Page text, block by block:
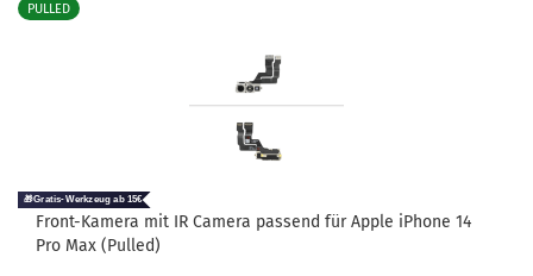
PULLED
Front-​​Ka­me­ra mit IR Ca­me­ra pas­send für Apple iPho­ne 14
Pro Max (Pul­led)